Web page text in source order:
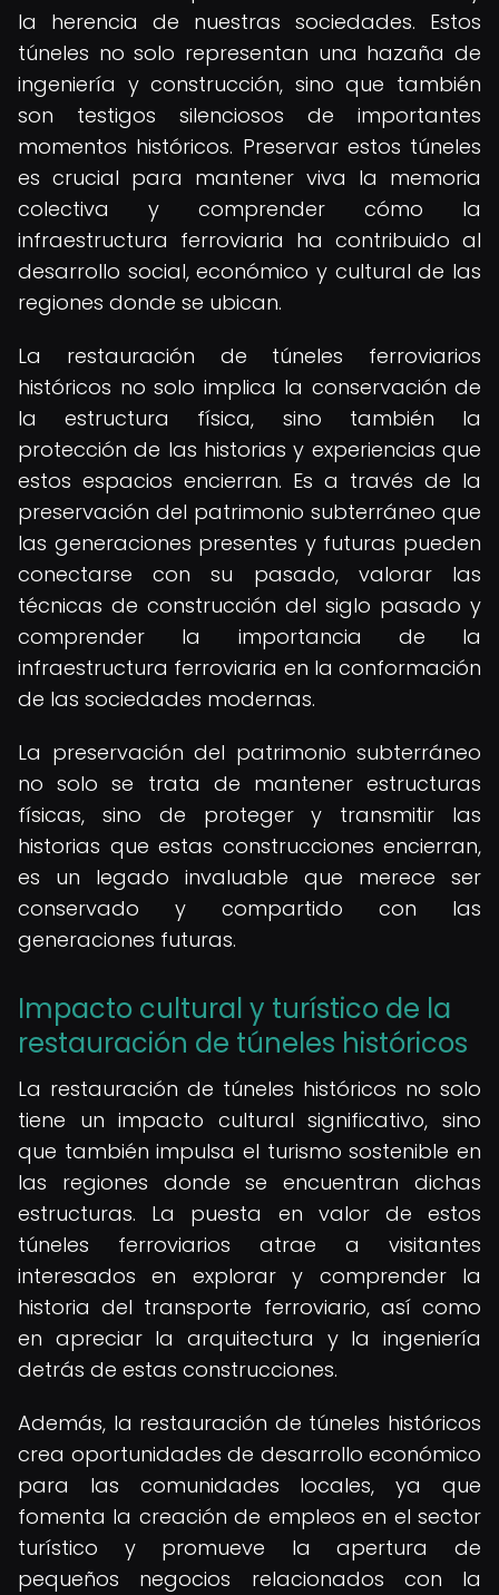
la herencia de nuestras sociedades. Estos
túneles no solo representan una hazaña de
ingeniería y construcción, sino que también
son testigos silenciosos de importantes
momentos históricos. Preservar estos túneles
es crucial para mantener viva la memoria
colectiva y comprender cómo la
infraestructura ferroviaria ha contribuido al
desarrollo social, económico y cultural de las
regiones donde se ubican.
La restauración de túneles ferroviarios
históricos no solo implica la conservación de
la estructura física, sino también la
protección de las historias y experiencias que
estos espacios encierran. Es a través de la
preservación del patrimonio subterráneo que
las generaciones presentes y futuras pueden
conectarse con su pasado, valorar las
técnicas de construcción del siglo pasado y
comprender la importancia de la
infraestructura ferroviaria en la conformación
de las sociedades modernas.
La preservación del patrimonio subterráneo
no solo se trata de mantener estructuras
físicas, sino de proteger y transmitir las
historias que estas construcciones encierran,
es un legado invaluable que merece ser
conservado y compartido con las
generaciones futuras.
Impacto cultural y turístico de la
restauración de túneles históricos
La restauración de túneles históricos no solo
tiene un impacto cultural significativo, sino
que también impulsa el turismo sostenible en
las regiones donde se encuentran dichas
estructuras. La puesta en valor de estos
túneles ferroviarios atrae a visitantes
interesados en explorar y comprender la
historia del transporte ferroviario, así como
en apreciar la arquitectura y la ingeniería
detrás de estas construcciones.
Además, la restauración de túneles históricos
crea oportunidades de desarrollo económico
para las comunidades locales, ya que
fomenta la creación de empleos en el sector
turístico y promueve la apertura de
pequeños negocios relacionados con la